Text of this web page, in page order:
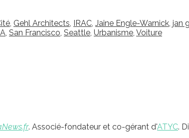
, Gehl Architects, IRAC, Jaine Engle-Warnick, jan
, San Francisco, Seattle, Urbanisme, Voiture
. Associé-fondateur et co-gérant d'ATYC.